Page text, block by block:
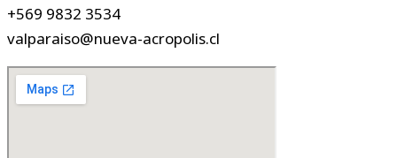
+569 9832 3534
valparaiso@nueva-acropolis.cl